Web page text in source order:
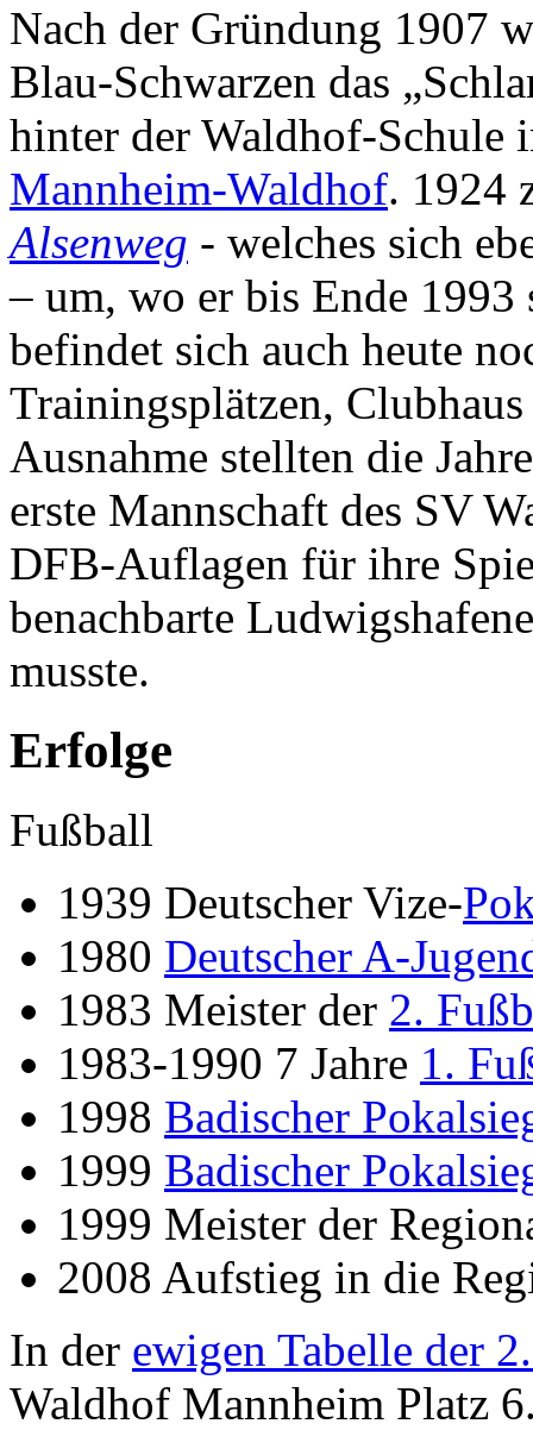
Nach der Gründung 1907
Blau-Schwarzen das
hinter der Waldhof-Schule
Mannheim-Waldhof. 1924
Alsenweg - welches sich
– um, wo er bis Ende
befindet sich auch heute
Trainingsplätzen,
Ausnahme stellten die
erste Mannschaft des SV
DFB-Auflagen für ihre
benachbarte
musste.
Erfolge
Fußball
1939 Deutscher Vize-
1980 Deutscher A-
1983 Meister der 2.
1983-1990 7 Jahre 1.
1998 Badischer
1999 Badischer
1999 Meister der
2008 Aufstieg in die
In der ewigen Tabelle der
Waldhof Mannheim Platz